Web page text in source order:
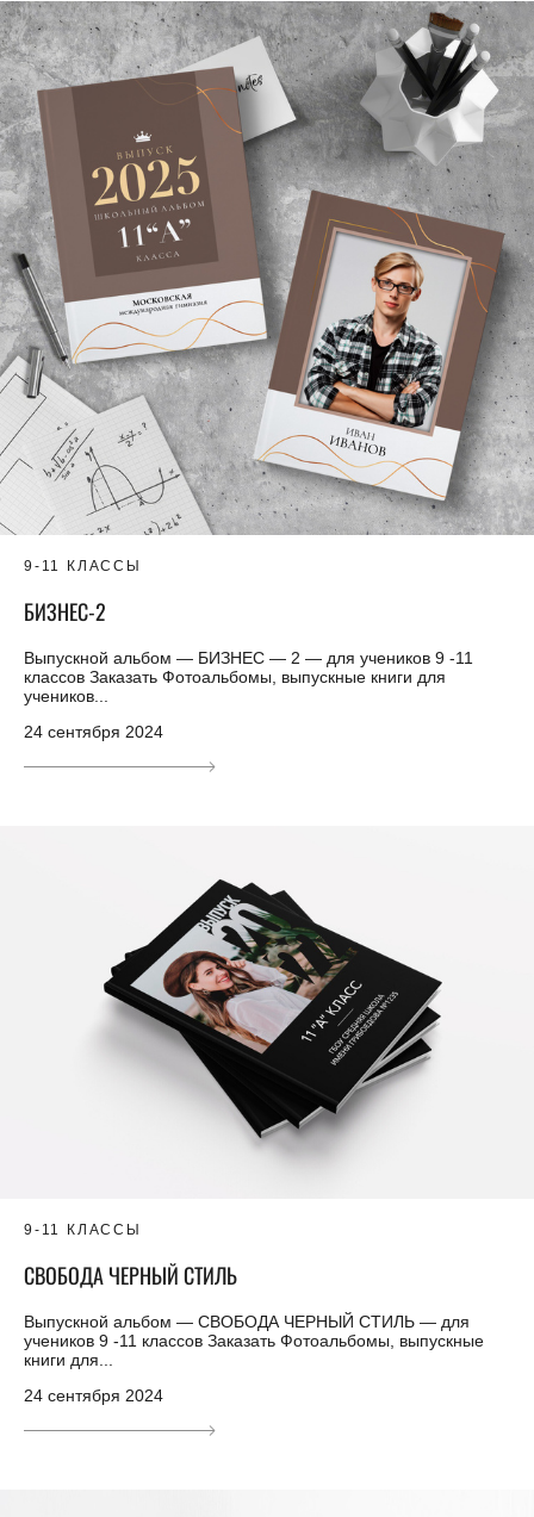
9-11 КЛАССЫ
БИЗНЕС-2
Выпускной альбом — БИЗНЕС — 2 — для учеников 9 -11
классов Заказать Фотоальбомы, выпускные книги для
учеников...
24 сентября 2024
9-11 КЛАССЫ
СВОБОДА ЧЕРНЫЙ СТИЛЬ
Выпускной альбом — СВОБОДА ЧЕРНЫЙ СТИЛЬ — для
учеников 9 -11 классов Заказать Фотоальбомы, выпускные
книги для...
24 сентября 2024